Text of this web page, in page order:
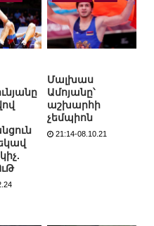
Մալխաս
Ամոյանը՝
աշխարհի
չեմպիոն
21:14-08.10.21